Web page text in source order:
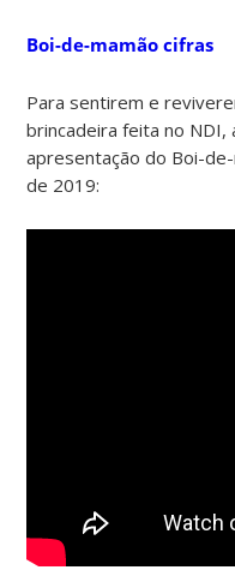
Boi-de-mamão cifras
Para sentirem e
brincadeira feita no
apresentação do Boi-
de 2019: